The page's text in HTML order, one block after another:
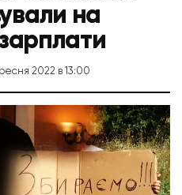
на
2022 в 13:00